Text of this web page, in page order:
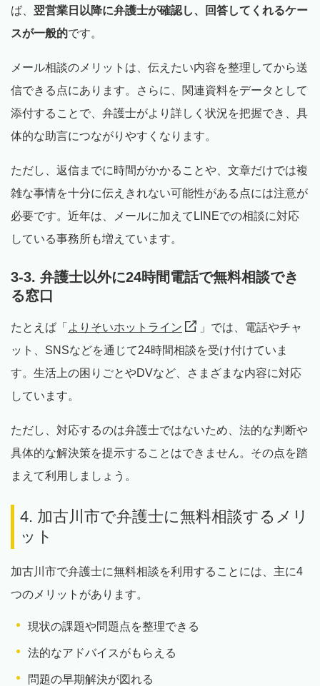
ば、 翌営業日以降に弁護士が確認し、回答してくれるケー
スが一般的です。
メール相談のメリットは、伝えたい内容を整理してから送
信できる点にあります。さらに、関連資料をデータとして
添付することで、弁護士がより詳しく状況を把握でき、具
体的な助言につながりやすくなります。
ただし、返信までに時間がかかることや、文章だけでは複
雑な事情を十分に伝えきれない可能性がある点には注意が
必要です。近年は、メールに加えてLINEでの相談に対応
している事務所も増えています。
3-3. 弁護士以外に24時間電話で無料相談でき
る窓口
たとえば「 よりそいホットライン
」では、電話やチャ
ット、SNSなどを通じて24時間相談を受け付けていま
す。生活上の困りごとやDVなど、さまざまな内容に対応
しています。
ただし、対応するのは弁護士ではないため、法的な判断や
具体的な解決策を提示することはできません。その点を踏
まえて利用しましょう。
4. 加古川市で弁護士に無料相談するメリ
ット
加古川市で弁護士に無料相談を利用することには、主に4
つのメリットがあります。
現状の課題や問題点を整理できる
法的なアドバイスがもらえる
問題の早期解決が図れる